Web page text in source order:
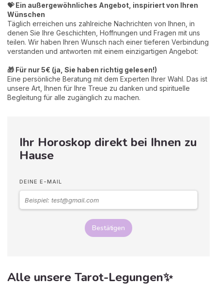
💝 Ein außergewöhnliches Angebot, inspiriert von Ihren
Wünschen
Täglich erreichen uns zahlreiche Nachrichten von Ihnen, in
denen Sie Ihre Geschichten, Hoffnungen und Fragen mit uns
teilen. Wir haben Ihren Wunsch nach einer tieferen Verbindung
verstanden und antworten mit einem einzigartigen Angebot:
🎁 Für nur 5€ (ja, Sie haben richtig gelesen!)
Eine persönliche Beratung mit dem Experten Ihrer Wahl. Das ist
unsere Art, Ihnen für Ihre Treue zu danken und spirituelle
Begleitung für alle zugänglich zu machen.
Ihr Horoskop direkt bei Ihnen zu
Hause
DEINE E-MAIL
Bestätigen
Alle unsere Tarot-Legungen✨